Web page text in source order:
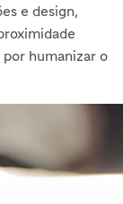
e design,
humanizar o